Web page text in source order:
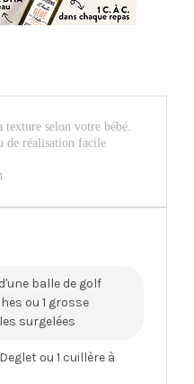
selon votre bébé.
de réalisation facile
balle de golf
ou 1 grosse
surgelées
ou 1 cuillère à